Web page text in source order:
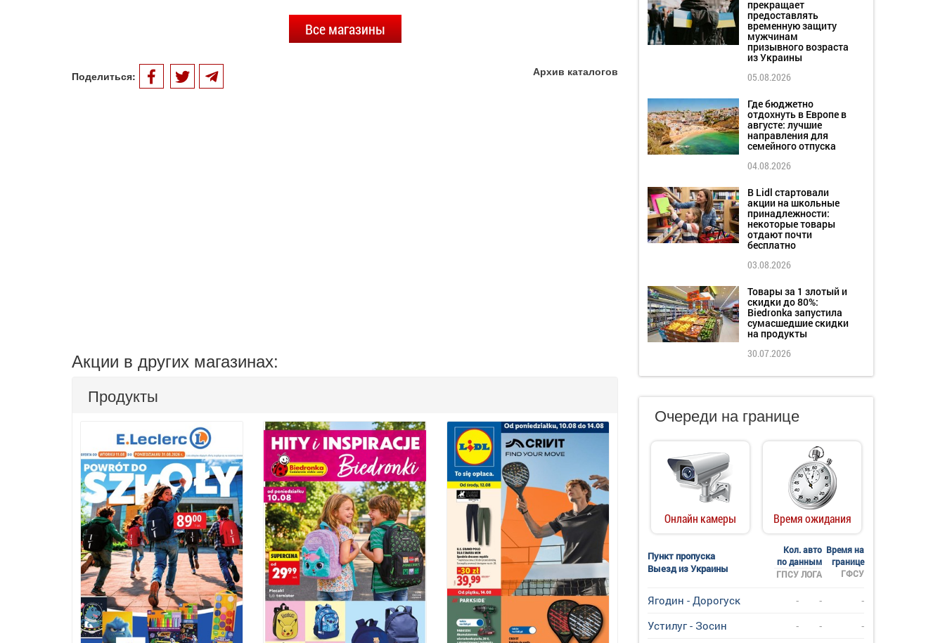
Все магазины
Поделиться: Архив каталогов
Акции в других магазинах:
Продукты
прекращает
предоставлять
временную защиту
мужчинам
призывного возраста
из Украины
05.08.2026
Где бюджетно
отдохнуть в Европе в
августе: лучшие
направления для
семейного отпуска
04.08.2026
В Lidl стартовали
акции на школьные
принадлежности:
некоторые товары
отдают почти
бесплатно
03.08.2026
Товары за 1 злотый и
скидки до 80%:
Biedronka запустила
сумасшедшие скидки
на продукты
30.07.2026
Очереди на границе
Онлайн камеры Время ожидания
Пункт пропуска
Выезд из Украины
Кол. авто
по данным
Время на
границе
ГФСУ
ГПСУ ЛОГА
Ягодин - Дорогуск - -
-
Устилуг - Зосин
- -
-